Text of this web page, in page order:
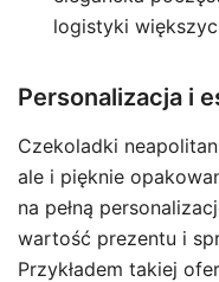
logistyki
Personalizacja i
Czekoladki
ale i pięknie
na pełną
wartość prezentu i
Przykładem takiej